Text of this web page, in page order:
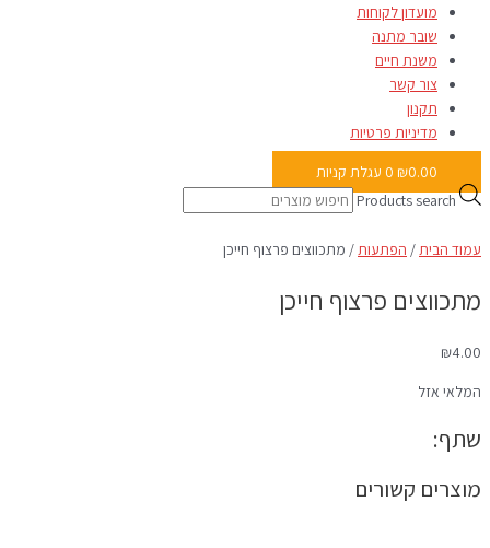
מועדון לקוחות
שובר מתנה
משנת חיים
צור קשר
תקנון
מדיניות פרטיות
₪0.00
0 עגלת קניות
Products search
עמוד הבית/ הפתעות/ מתכווצים פרצוף חייכן
מתכווצים פרצוף חייכן
₪4.00
המלאי אזל
שתף:
מוצרים קשורים